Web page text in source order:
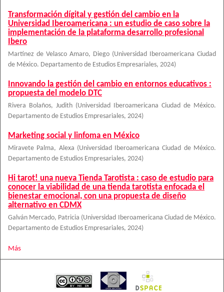
Transformación dígital y gestión del cambio en la
Universidad Iberoamericana : un estudio de caso sobre la
implementación de la plataforma desarrollo profesional
Ibero
Martínez de Velasco Amaro, Diego (Universidad Iberoamericana Ciudad
de México. Departamento de Estudios Empresariales, 2024)
Innovando la gestión del cambio en entornos educativos :
propuesta del modelo DTC
Rivera Bolaños, Judith (Universidad Iberoamericana Ciudad de México.
Departamento de Estudios Empresariales, 2024)
Marketing social y linfoma en México
Miravete Palma, Alexa (Universidad Iberoamericana Ciudad de México.
Departamento de Estudios Empresariales, 2024)
Hi tarot! una nueva Tienda Tarotista : caso de estudio para
conocer la viabilidad de una tienda tarotista enfocada el
bienestar emocional, con una propuesta de diseño
alternativo en CDMX
Galván Mercado, Patricia (Universidad Iberoamericana Ciudad de México.
Departamento de Estudios Empresariales, 2024)
Más